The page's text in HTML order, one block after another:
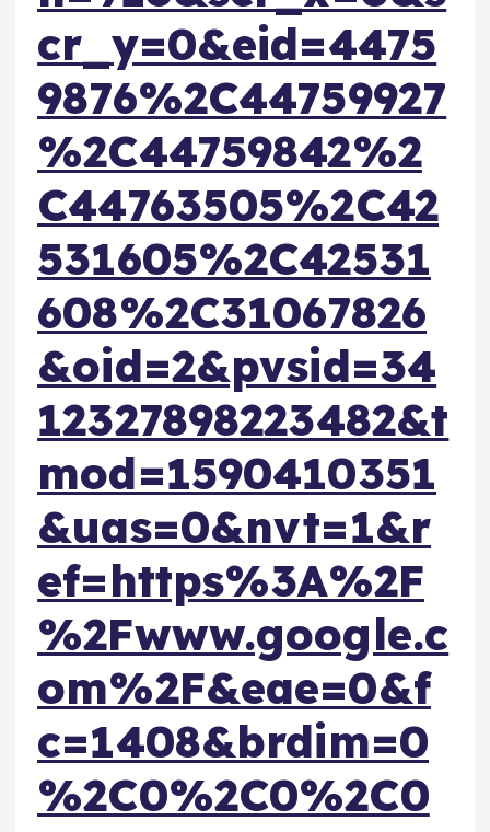
cr_y=0&eid=4475
9876%2C44759927
%2C44759842%2
C44763505%2C42
531605%2C42531
608%2C31067826
&oid=2&pvsid=34
12327898223482&t
mod=1590410351
&uas=0&nvt=1&r
ef=https%3A%2F
%2Fwww.google.c
om%2F&eae=0&f
c=1408&brdim=0
%2C0%2C0%2C0